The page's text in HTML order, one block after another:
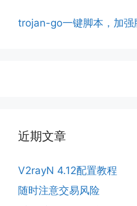
trojan-go一键脚本，加
近期文章
V2rayN 4.12配置教程
随时注意交易风险